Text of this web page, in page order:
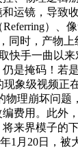
运镜，导致
）、
时，产物
快手一曲
是掩码！若
象级视频
理崩坏问
费用。此
来界模子的
1月20日，